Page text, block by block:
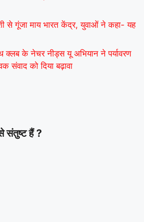
से गूंजा माय भारत केंद्र, युवाओं ने कहा- यह
क्लब के नेचर नीड्स यू अभियान ने पर्यावरण
संवाद को दिया बढ़ावा
संतुष्ट हैं ?